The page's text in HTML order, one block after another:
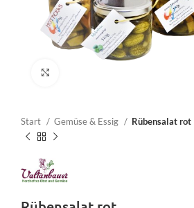
Start Gemüse & Essig Rübensalat rot